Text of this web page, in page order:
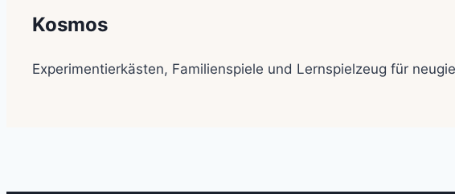
Kosmos
Experimentierkästen, Familienspiele und Lernspielzeug für